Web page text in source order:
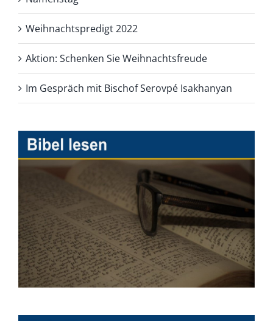
Weihnachtspredigt 2022
Aktion: Schenken Sie Weihnachtsfreude
Im Gespräch mit Bischof Serovpé Isakhanyan